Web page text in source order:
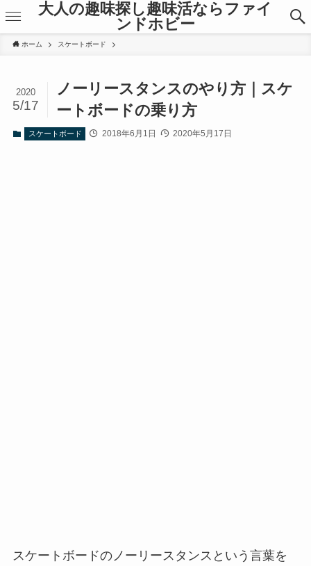
大人の趣味探し趣味活ならファイ
ンドホビー
ホーム スケートボード
ノーリースタンスのやり方｜スケ
ートボードの乗り方
2020
5/17
スケートボード 2018年6月1日 2020年5月17日
スケートボードのノーリースタンスという言葉を